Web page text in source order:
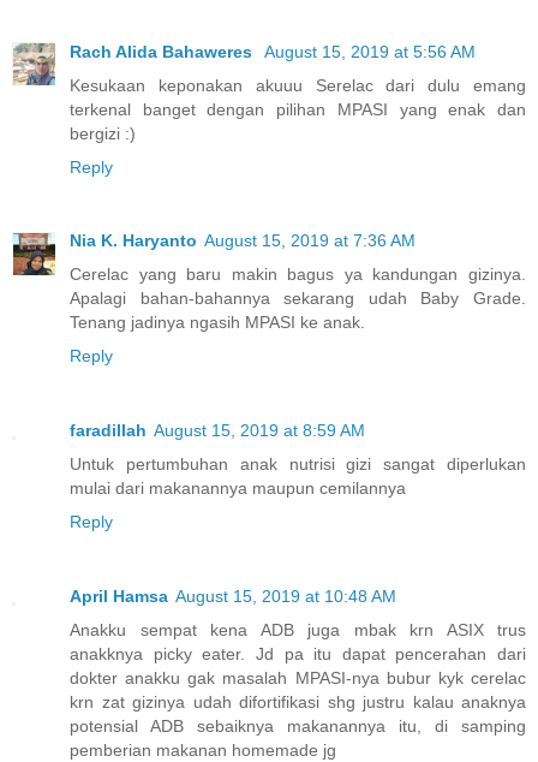
Rach Alida Bahaweres
August 15, 2019 at 5:56 AM
Kesukaan keponakan akuuu Serelac dari dulu emang
terkenal banget dengan pilihan MPASI yang enak dan
bergizi :)
Reply
Nia K. Haryanto August 15, 2019 at 7:36 AM
Cerelac yang baru makin bagus ya kandungan gizinya.
Apalagi bahan-bahannya sekarang udah Baby Grade.
Tenang jadinya ngasih MPASI ke anak.
Reply
faradillah August 15, 2019 at 8:59 AM
Untuk pertumbuhan anak nutrisi gizi sangat diperlukan
mulai dari makanannya maupun cemilannya
Reply
April Hamsa August 15, 2019 at 10:48 AM
Anakku sempat kena ADB juga mbak krn ASIX trus
anakknya picky eater. Jd pa itu dapat pencerahan dari
dokter anakku gak masalah MPASI-nya bubur kyk cerelac
krn zat gizinya udah difortifikasi shg justru kalau anaknya
potensial ADB sebaiknya makanannya itu, di samping
pemberian makanan homemade jg